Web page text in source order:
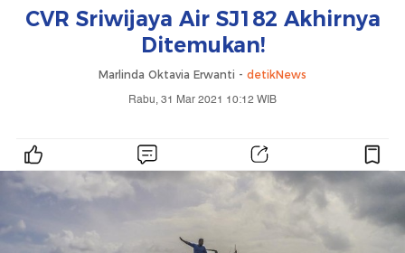
CVR Sriwijaya Air SJ182 Akhirnya
Ditemukan!
Marlinda Oktavia Erwanti - detikNews
Rabu, 31 Mar 2021 10:12 WIB